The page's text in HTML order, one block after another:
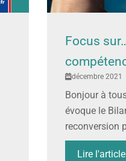
Focus
décembre 2021
Bonjour à
évoque le
reconversion
Lire l'article